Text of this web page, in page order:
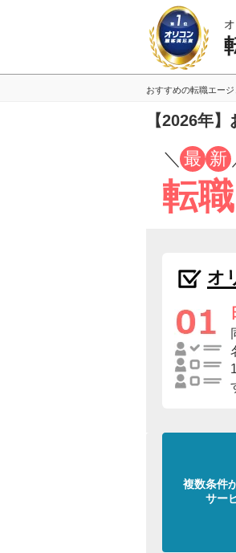
おすすめの転職エー
【2026年
／ 最 新
転
オ
複数条件
サー